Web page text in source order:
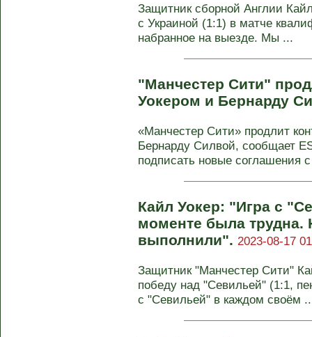
Защитник сборной Англии
с Украиной (1:1) в матче
набранное на выезде. Мы ...
"Манчестер Сити"
Уокером и Бернарду
«Манчестер Сити» продлит
Бернарду Силвой, сообщает
подписать новые соглашения
Кайл Уокер: "Игра с
моменте была
выполнили". 2023-08-17
Защитник "Манчестер Сити"
победу над "Севильей" (1:1,
с "Севильей" в каждом своём